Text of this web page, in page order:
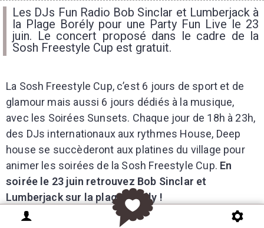
Les DJs Fun Radio Bob Sinclar et Lumberjack à
la Plage Borély pour une Party Fun Live le 23
juin. Le concert proposé dans le cadre de la
Sosh Freestyle Cup est gratuit.
La Sosh Freestyle Cup, c’est 6 jours de sport et de
glamour mais aussi 6 jours dédiés à la musique,
avec les Soirées Sunsets. Chaque jour de 18h à 23h,
des DJs internationaux aux rythmes House, Deep
house se succèderont aux platines du village pour
animer les soirées de la Sosh Freestyle Cup. En
soirée le 23 juin retrouvez Bob Sinclar et
Lumberjack sur la plage Borély !
Bob Sinclar (Dj set de 1H30)